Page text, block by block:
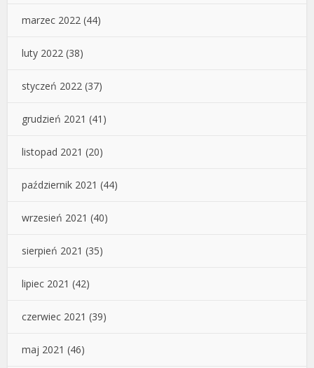
marzec 2022 (44)
luty 2022 (38)
styczeń 2022 (37)
grudzień 2021 (41)
listopad 2021 (20)
październik 2021 (44)
wrzesień 2021 (40)
sierpień 2021 (35)
lipiec 2021 (42)
czerwiec 2021 (39)
maj 2021 (46)